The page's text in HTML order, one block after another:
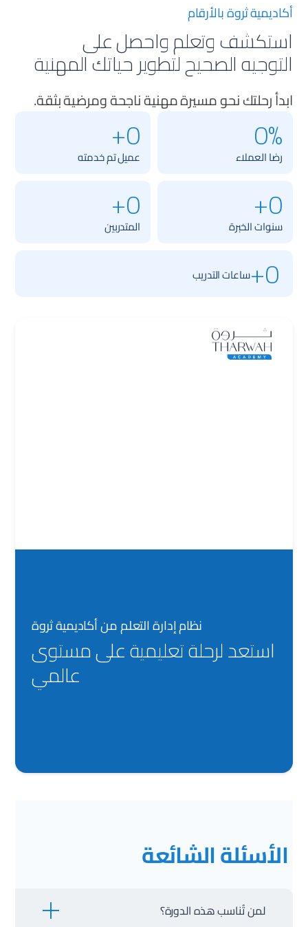
أكاديمية ثروة بالأرقام
استكشف وتعلم واحصل على
التوجيه الصحيح لتطوير حياتك المهنية
ابدأ رحلتك نحو مسيرة مهنية ناجحة ومرضية بثقة.
0%
رضا العملاء 0+
عميل تم خدمته
0+
سنوات الخبرة 0+
المتدربين
0+ ساعات التدريب
نظام إدارة التعلم من أكاديمية ثروة
استعد لرحلة تعليمية على مستوی
عالمي
الأسئلةالشائعة
لمن تُناسب هذه الدورة؟